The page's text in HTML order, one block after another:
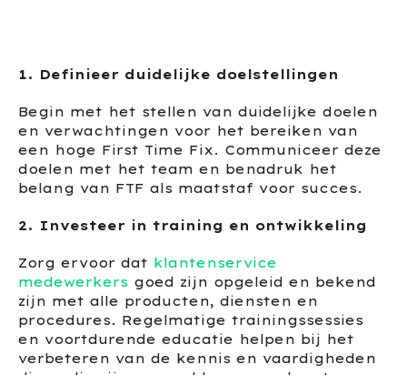
1. Definieer duidelijke doelstellingen
Begin met het stellen van duidelijke doelen
en verwachtingen voor het bereiken van
een hoge First Time Fix. Communiceer deze
doelen met het team en benadruk het
belang van FTF als maatstaf voor succes.
2. Investeer in training en ontwikkeling
Zorg ervoor dat klantenservice
medewerkers goed zijn opgeleid en bekend
zijn met alle producten, diensten en
procedures. Regelmatige trainingssessies
en voortdurende educatie helpen bij het
verbeteren van de kennis en vaardigheden